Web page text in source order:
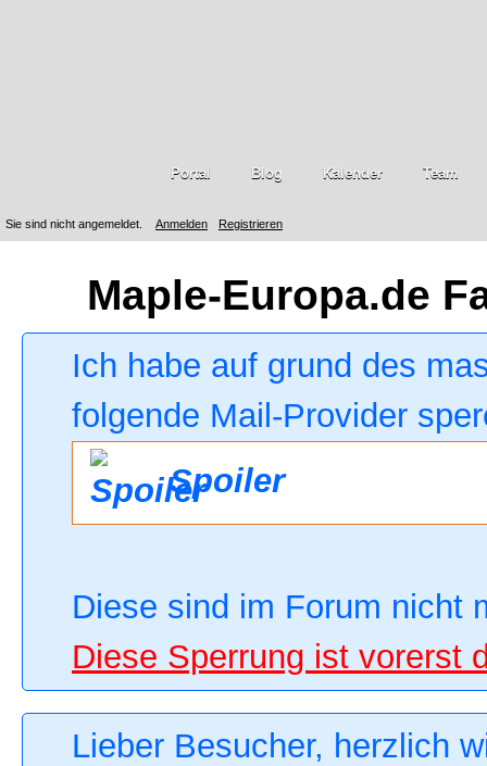
Sie sind nicht angemeldet. Anmelden Registrieren
Portal Blog Kalender Team
Maple-Europa.de
Ich habe auf grund des
folgende Mail-Provider
Spoiler
Diese sind im Forum nicht
Diese Sperrung ist vorerst
Lieber Besucher, herzlich